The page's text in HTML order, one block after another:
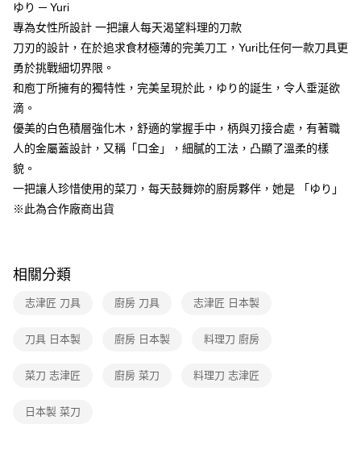
流程，驗證手機門號後，選擇欲分期的期數、繳款截止日，確認付款後即完
成交易。
3.實際核准額度、可分期數及費用金額請依後續交易確認頁面所載為準。
4.訂單成立30分鐘內，如未前往確認交易或遇審核未通過，訂單將自動取
消。如遇「轉專審核」未通過狀況，表示未達大哥付你分期系統評分，恕無
法說明評估內容。
1.分期款項不併入電信帳單，「大哥付你分期」於每月結算日後寄送繳費提
醒簡訊。
2.透過簡訊連結打開帳單後，可選擇「超商條碼／台灣大直營門市／銀行轉
帳／街口支付／iPASS MONEY」等通路繳費。
【注意事項】
1.本服務係由「台灣大哥大股份有限公司」（以下簡稱本公司）所提供，讓
用戶於交易時，得透過本服務購買商品或服務，並由商店將買賣／分期付款
由本公司與您本人進行分期帳單所需資料之確認、核對及更正。
運送方式
宅配【父親節大回饋】限時$299免運
每筆NT$150，滿NT$299(含以上)免運費
ゆり ─ Yuri
專為女性所設計 一把讓人每天渴望料理的刀款
刀刃的設計，在於追求食材極薄的完美刀工，Yuri比任何一款刀具更
勇於挑戰細切界限。
和庖丁所擁有的獨特性，完美呈現於此，ゆり的誕生，令人垂涎欲
滴。
優美的白色積層強化木，舒適的掌握手中，柄與刃接合處，有著職
人的金屬蓋設計，又稱「口金」，細膩的工法，凸顯了溫柔的樣
貌。
一把讓人珍惜使用的菜刀，每天鼓舞妳的廚房夥伴，她是 「ゆり」
※此為合作廠商出貨
相關分類
志津匠 刀具 廚房 刀具 志津匠 日本製
刀具 日本製 廚房 日本製 料理刀 廚房
菜刀 志津匠 廚房 菜刀 料理刀 志津匠
日本製 菜刀